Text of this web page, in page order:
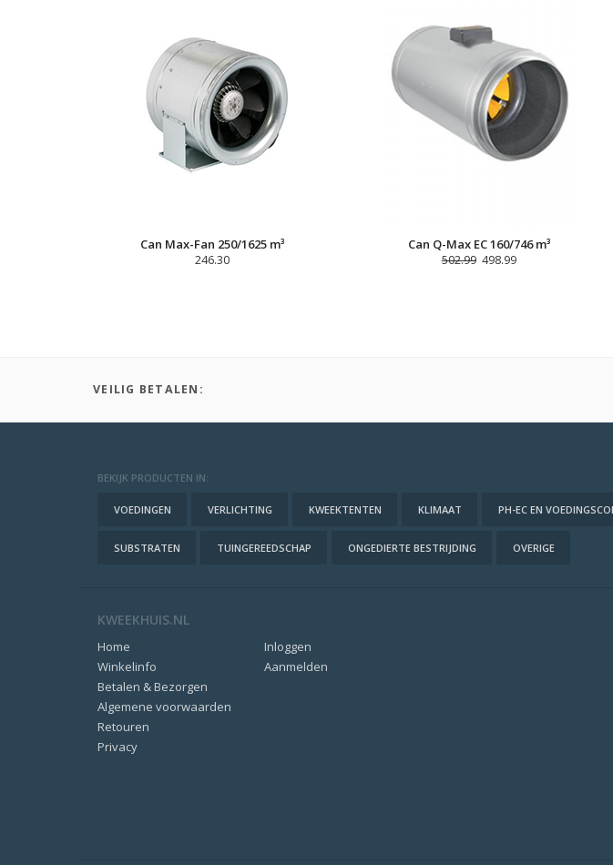
Can Max-Fan 250/1625 m³
246.30
Can Q-Max EC 160/746 m³
502.99498.99
VEILIG BETALEN:
BEKIJK PRODUCTEN IN:
VOEDINGEN VERLICHTING KWEEKTENTEN KLIMAAT PH-EC EN
SUBSTRATEN TUINGEREEDSCHAP ONGEDIERTE BESTRIJDING OVERIGE
KWEEKHUIS.NL
Inloggen
Aanmelden
Home
Winkelinfo
Betalen & Bezorgen
Algemene voorwaarden
Retouren
Privacy